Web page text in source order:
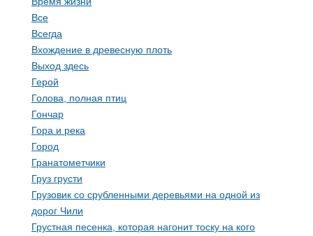
Все
Всегда
Вхождение в древесную плоть
Выход здесь
Герой
Голова, полная птиц
Гончар
Гора и река
Город
Гранатометчики
Груз грусти
Грузовик со срубленными деревьями на одной из
дорог Чили
Грустная песенка, которая нагонит тоску на кого